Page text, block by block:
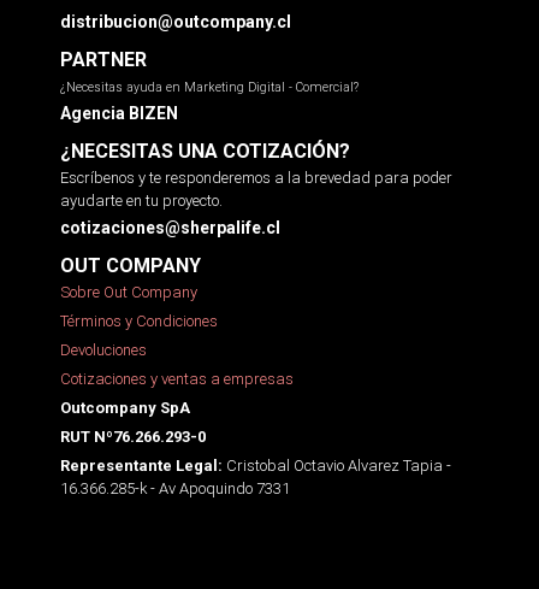
distribucion@outcompany.cl
PARTNER
¿Necesitas ayuda en Marketing Digital - Comercial?
Agencia BIZEN
¿NECESITAS UNA COTIZACIÓN?
Escríbenos y te responderemos a la brevedad para poder
ayudarte en tu proyecto.
cotizaciones@sherpalife.cl
OUT COMPANY
Sobre Out Company
Términos y Condiciones
Devoluciones
Cotizaciones y ventas a empresas
Outcompany SpA
RUT Nº76.266.293-0
Representante Legal: Cristobal Octavio Alvarez Tapia -
16.366.285-k - Av Apoquindo 7331